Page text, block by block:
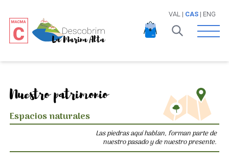
VAL | CAS| ENG
Open
Nuestro patrimonio
Espacios naturales
Las piedras aquí hablan, forman parte de
nuestro pasado y de nuestro presente.